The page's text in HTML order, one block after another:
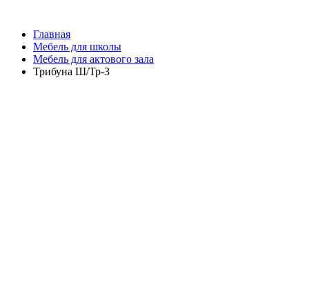
Главная
Мебель для школы
Мебель для актового зала
Трибуна Ш/Тр-3